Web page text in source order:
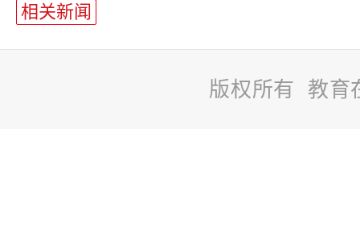
相关新闻
版权所有 教育